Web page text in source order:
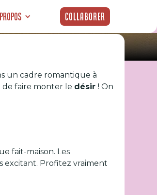
Collaborer
?
un cadre romantique à
de faire monter le désir! On
fait-maison. Les
excitant. Profitez vraiment